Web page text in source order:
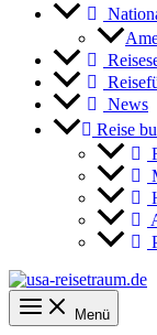
News
Reise
Menü